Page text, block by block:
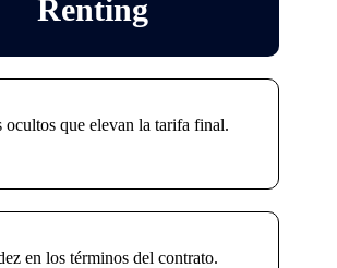
Renting
ocultos que elevan la tarifa final.
en los términos del contrato.